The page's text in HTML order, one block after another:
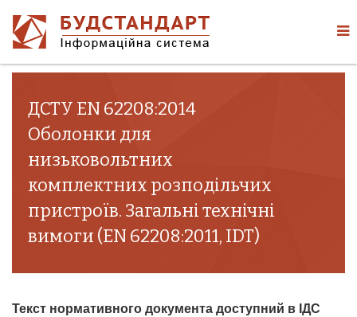
ДСТУ EN 62208:2014
Оболонки для
низьковольтних
комплектних розподільчих
пристроїв. Загальні технічні
вимоги (EN 62208:2011, IDT)
Текст нормативного документа доступний в ІДС